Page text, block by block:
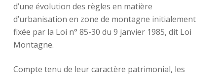
d’une évolution des règles en matière
d’urbanisation en zone de montagne initialement
fixée par la Loi n° 85-30 du 9 janvier 1985, dit Loi
Montagne.
Compte tenu de leur caractère patrimonial, les